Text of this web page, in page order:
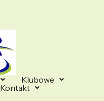
Klubowe
Kontakt